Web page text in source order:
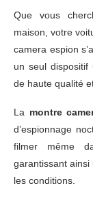
Que vous
maison, votre
camera espion
un seul dispositif
de haute qualité
La montre
d’espionnage
filmer même
garantissant
les conditions.